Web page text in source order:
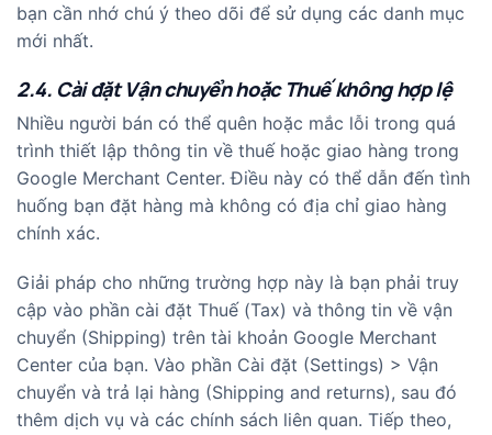
bạn cần nhớ chú ý theo dõi để sử dụng các danh mục
mới nhất.
2.4. Cài đặt Vận chuyển hoặc Thuế không hợp lệ
Nhiều người bán có thể quên hoặc mắc lỗi trong quá
trình thiết lập thông tin về thuế hoặc giao hàng trong
Google Merchant Center. Điều này có thể dẫn đến tình
huống bạn đặt hàng mà không có địa chỉ giao hàng
chính xác.
Giải pháp cho những trường hợp này là bạn phải truy
cập vào phần cài đặt Thuế (Tax) và thông tin về vận
chuyển (Shipping) trên tài khoản Google Merchant
Center của bạn. Vào phần Cài đặt (Settings) > Vận
chuyển và trả lại hàng (Shipping and returns), sau đó
thêm dịch vụ và các chính sách liên quan. Tiếp theo,